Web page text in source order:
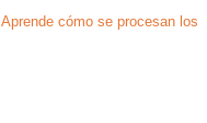
Aprende cómo se procesan los